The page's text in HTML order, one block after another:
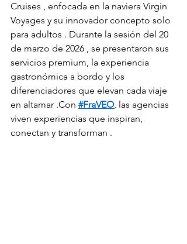
Cruises , enfocada en la naviera Virgin
Voyages y su innovador concepto solo
para adultos . Durante la sesión del 20
de marzo de 2026 , se presentaron sus
servicios premium, la experiencia
gastronómica a bordo y los
diferenciadores que elevan cada viaje
en altamar .Con #FraVEO, las agencias
viven experiencias que inspiran,
conectan y transforman .